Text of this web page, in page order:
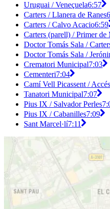
Uruguai / Veneçuela6:57
Carters / Llanera de Ranes
Carters / Calvo Acacio6:59
Carters (parell) / Primer de
Doctor Tomás Sala /
Doctor Tomás Sala /
Crematori Municipal7:03
Cementeri7:04
Camí Vell Picassent /
Tanatori Municipal7:07
Pius IX / Salvador Perles
Pius IX / Cabanilles7:09
Sant Marcel·lí7:11